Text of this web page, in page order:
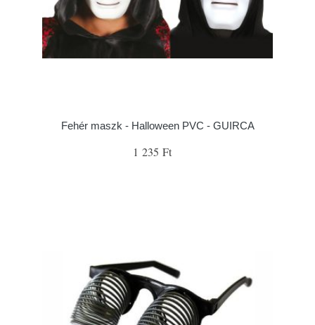
Fehér maszk - Halloween PVC - GUIRCA
1 235 Ft